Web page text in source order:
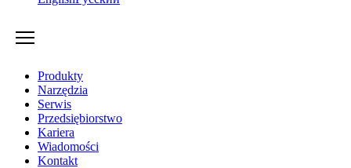
Produkty
Narzędzia
Serwis
Przedsiębiorstwo
Kariera
Wiadomości
Kontakt